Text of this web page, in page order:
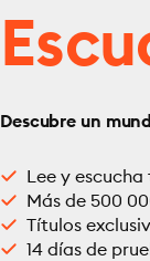
Descubre un
Lee y
Más de 500
Títulos
14 días de